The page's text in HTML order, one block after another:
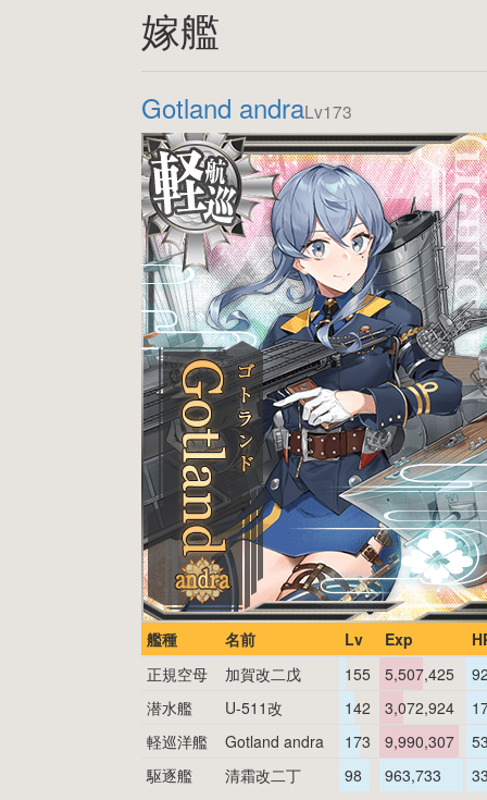
嫁艦
Gotland andraLv173
艦種 名前 Lv Exp
正規空母
加賀改二戊 155 5,507,425
潜水艦
U-511改 142 3,072,924
軽巡洋艦
Gotland andra 173 9,990,307
駆逐艦
清霜改二丁 98 963,733